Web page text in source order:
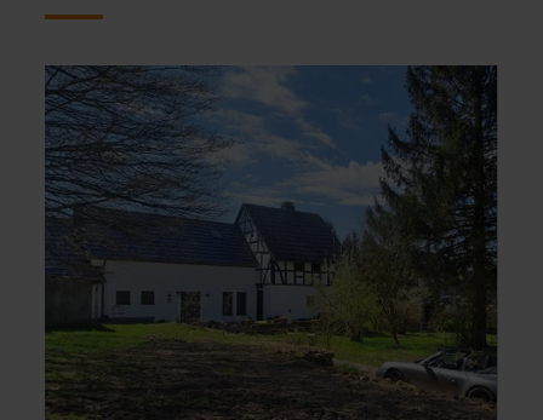
learn
more
about:
Haus
Burg